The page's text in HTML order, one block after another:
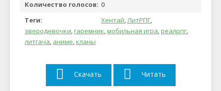
Количество голосов: 0
Теги:
Хентай,ЛитРПГ,
зверодевочки,гаремник,мобильная игра,реалрпг,
литгача, аниме,кланы
Скачать Читать